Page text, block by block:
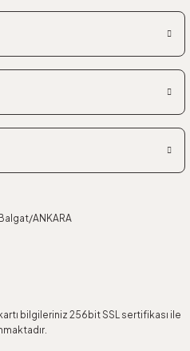
ANKARA
bilgileriniz 256bit SSL sertifikası ile